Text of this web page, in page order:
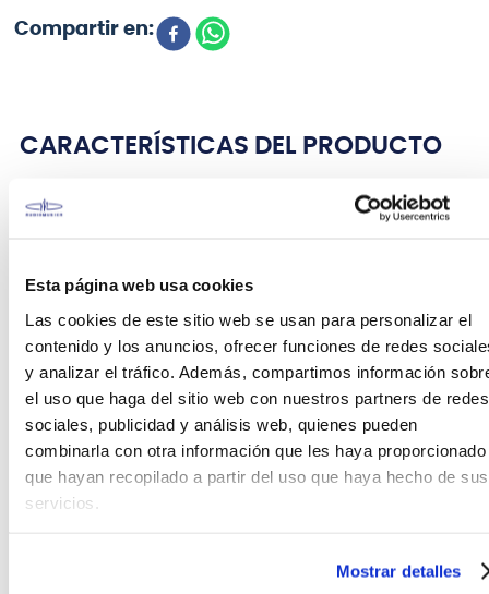
Esta página web usa cookies
Las cookies de este sitio web se usan para personalizar el
contenido y los anuncios, ofrecer funciones de redes
y analizar el tráfico. Además, compartimos información
el uso que haga del sitio web con nuestros partners de redes
sociales, publicidad y análisis web, quienes pueden
combinarla con otra información que les haya proporcionado
que hayan recopilado a partir del uso que haya hecho de sus
servicios.
Mostrar detalles
CARACTERÍSTICAS DEL PRODUCTO
Atril de partituras RS 10010 B/B/20 ROCKBAG Una de
las marcas en atriles y soportes más confiable del
por su ligereza, ideal para partituras, de patas de
bandeja EZ.
FICHA TÉCNICA Y DIMENSIONES
Material
metálico
Altura